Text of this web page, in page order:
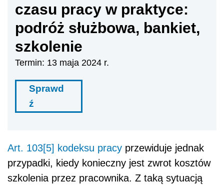
czasu pracy w praktyce:
podróż służbowa, bankiet,
szkolenie
Termin: 13 maja 2024 r.
Sprawd
ź
Art. 103[5] kodeksu pracy przewiduje jednak
przypadki, kiedy konieczny jest zwrot kosztów
szkolenia przez pracownika. Z taką sytuacją